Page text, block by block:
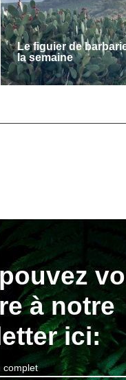
Le figuier de
la semaine
à notre
ici:
complet